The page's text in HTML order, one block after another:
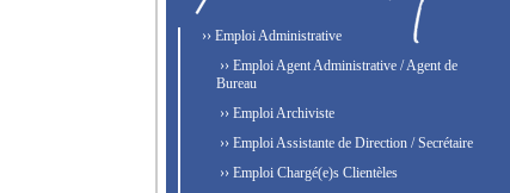
›› Emploi Administrative
›› Emploi Agent Administrative / Agent de
Bureau
›› Emploi Archiviste
›› Emploi Assistante de Direction / Secrétaire
›› Emploi Chargé(e)s Clientèles